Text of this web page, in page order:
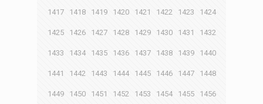
1417 1418 1419 1420 1421 1422 1423 1424
1425 1426 1427 1428 1429 1430 1431 1432
1433 1434 1435 1436 1437 1438 1439 1440
1441 1442 1443 1444 1445 1446 1447 1448
1449 1450 1451 1452 1453 1454 1455 1456